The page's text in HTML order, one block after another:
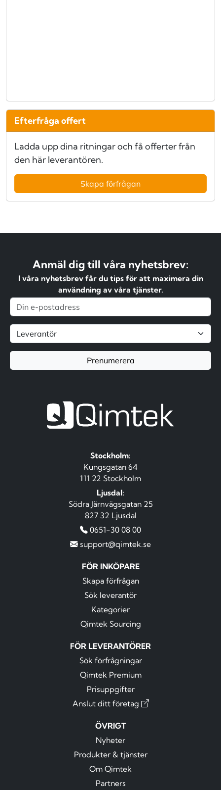
Efterfråga offert
Ladda upp dina ritningar och få offerter från
den här leverantören.
Skapa förfrågan
Anmäl dig till våra nyhetsbrev:
I våra nyhetsbrev får du tips för att maximera din
användning av våra tjänster.
Prenumerera
Stockholm:
Kungsgatan 64
111 22 Stockholm
Ljusdal:
Södra Järnvägsgatan 25
827 32 Ljusdal
0651-30 08 00
support@qimtek.se
FÖR INKÖPARE
Skapa förfrågan
Sök leverantör
Kategorier
Qimtek Sourcing
FÖR LEVERANTÖRER
Sök förfrågningar
Qimtek Premium
Prisuppgifter
Anslut ditt företag
ÖVRIGT
Nyheter
Produkter & tjänster
Om Qimtek
Partners